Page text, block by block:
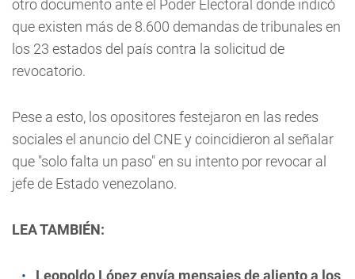
otro documento ante el Poder Electoral donde indicó
que existen más de 8.600 demandas de tribunales en
los 23 estados del país contra la solicitud de
revocatorio.
Pese a esto, los opositores festejaron en las redes
sociales el anuncio del CNE y coincidieron al señalar
que "solo falta un paso" en su intento por revocar al
jefe de Estado venezolano.
LEA TAMBIÉN:
Leopoldo López envía mensajes de aliento a los